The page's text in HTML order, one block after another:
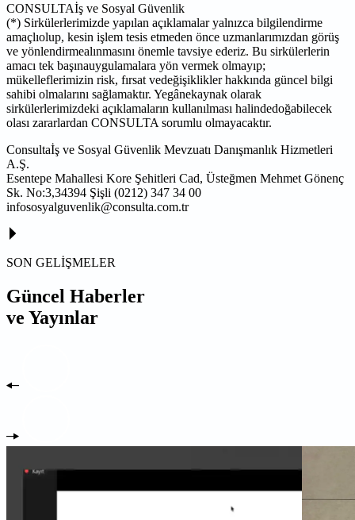
CONSULTAİş ve Sosyal Güvenlik
(*) Sirkülerlerimizde yapılan açıklamalar yalnızca bilgilendirme
amaçlıolup, kesin işlem tesis etmeden önce uzmanlarımızdan görüş
ve yönlendirmealınmasını önemle tavsiye ederiz. Bu sirkülerlerin
amacı tek başınauygulamalara yön vermek olmayıp;
mükelleflerimizin risk, fırsat vedeğişiklikler hakkında güncel bilgi
sahibi olmalarını sağlamaktır. Yegânekaynak olarak
sirkülerlerimizdeki açıklamaların kullanılması halindedoğabilecek
olası zararlardan CONSULTA sorumlu olmayacaktır.
Consultaİş ve Sosyal Güvenlik Mevzuatı Danışmanlık Hizmetleri
A.Ş.
Esentepe Mahallesi Kore Şehitleri Cad, Üsteğmen Mehmet Gönenç
Sk. No:3,34394 Şişli (0212) 347 34 00
infososyalguvenlik@consulta.com.tr
SON GELİŞMELER
Güncel Haberler
ve Yayınlar